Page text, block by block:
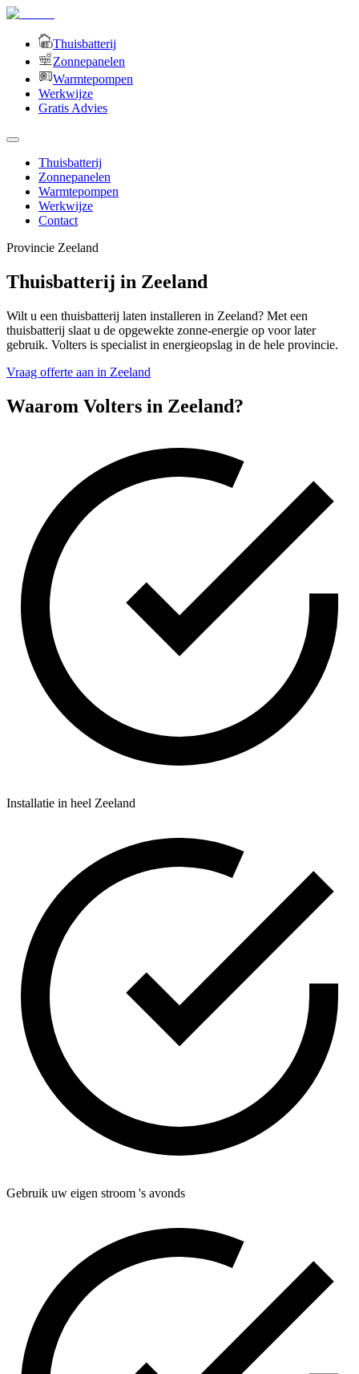
Thuisbatterij
Zonnepanelen
Warmtepompen
Werkwijze
Gratis Advies
Thuisbatterij
Zonnepanelen
Warmtepompen
Werkwijze
Contact
Provincie Zeeland
Thuisbatterij in Zeeland
Wilt u een thuisbatterij laten installeren in Zeeland? Met een
thuisbatterij slaat u de opgewekte zonne-energie op voor later
gebruik. Volters is specialist in energieopslag in de hele provincie.
Vraag offerte aan in Zeeland
Waarom Volters in Zeeland?
Installatie in heel Zeeland
Gebruik uw eigen stroom 's avonds